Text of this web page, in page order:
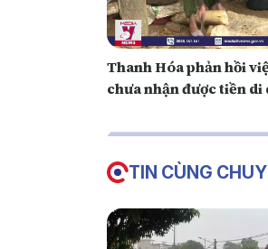
Thanh Hóa phản hồi
chưa nhận được tiền di
TIN CÙNG